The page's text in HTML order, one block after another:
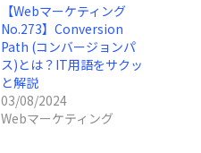
【Webマーケティング
No.273】Conversion
Path (コンバージョンパ
ス)とは？IT用語をサクッ
と解説
03/08/2024
Webマーケティング